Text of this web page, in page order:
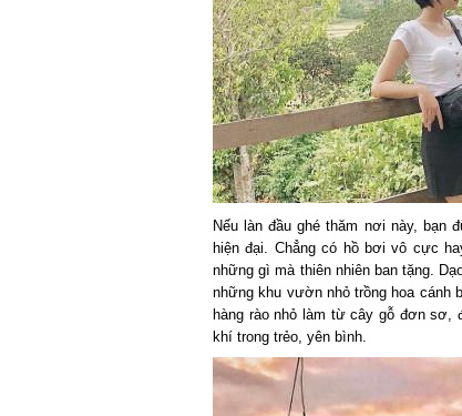
Nếu làn đầu ghé thăm nơi này, bạn
hiện đại. Chẳng có hồ bơi vô cực
những gì mà thiên nhiên ban tặng.
những khu vườn nhỏ trồng hoa cánh
hàng rào nhỏ làm từ cây gỗ đơn sơ,
khí trong trẻo, yên bình.